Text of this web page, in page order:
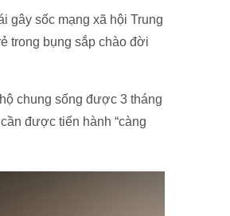
gây sốc mạng xã hội Trung
trong bụng sắp chào đời
chung sống được 3 tháng
được tiến hành “càng